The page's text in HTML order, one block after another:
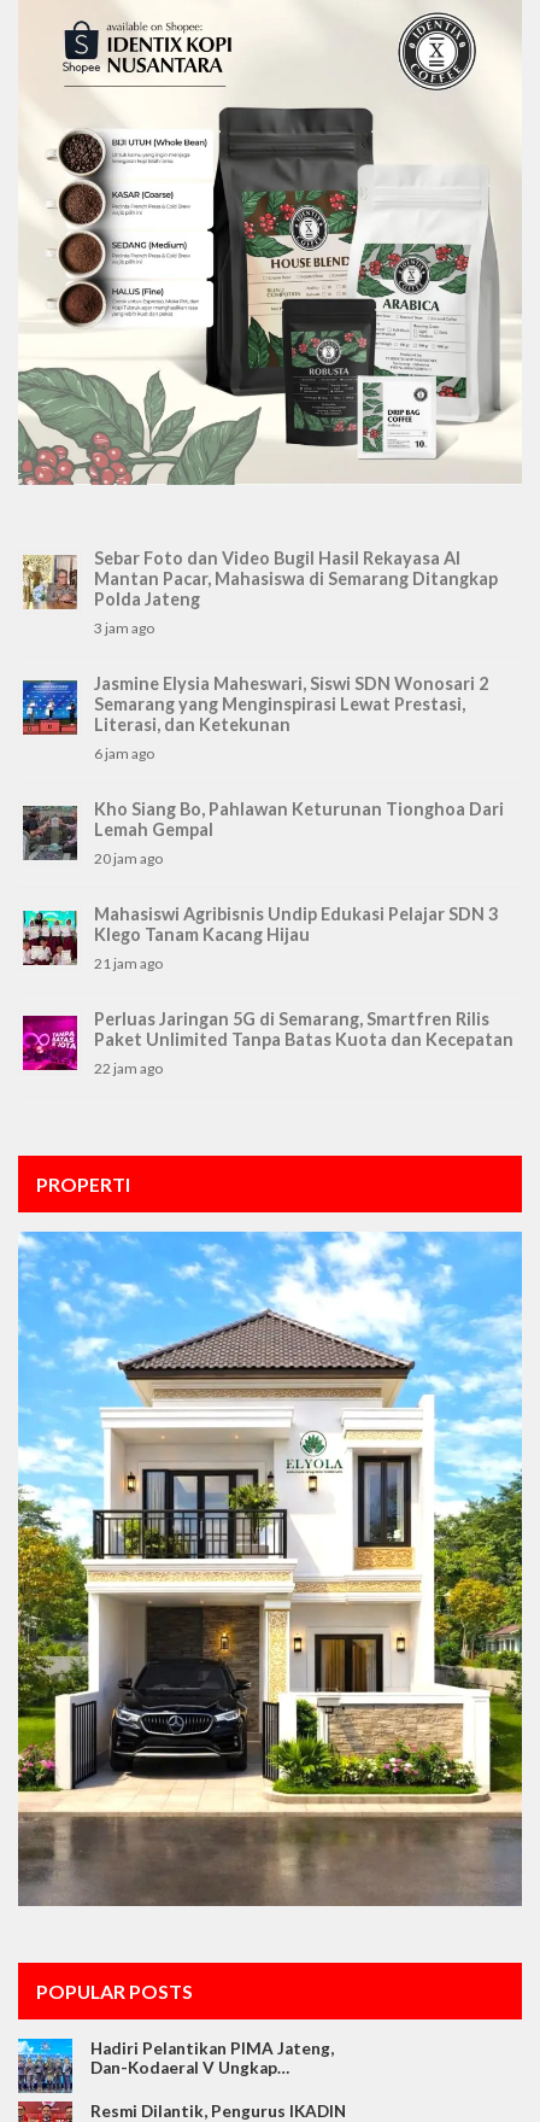
Sebar Foto dan Video Bugil Hasil Rekayasa AI
Mantan Pacar, Mahasiswa di Semarang Ditangkap
Polda Jateng
3 jam ago
Jasmine Elysia Maheswari, Siswi SDN Wonosari 2
Semarang yang Menginspirasi Lewat Prestasi,
Literasi, dan Ketekunan
6 jam ago
Kho Siang Bo, Pahlawan Keturunan Tionghoa Dari
Lemah Gempal
20 jam ago
Mahasiswi Agribisnis Undip Edukasi Pelajar SDN 3
Klego Tanam Kacang Hijau
21 jam ago
Perluas Jaringan 5G di Semarang, Smartfren Rilis
Paket Unlimited Tanpa Batas Kuota dan Kecepatan
22 jam ago
PROPERTI
POPULAR POSTS
Hadiri Pelantikan PIMA Jateng,
Dan-Kodaeral V Ungkap…
Resmi Dilantik, Pengurus IKADIN